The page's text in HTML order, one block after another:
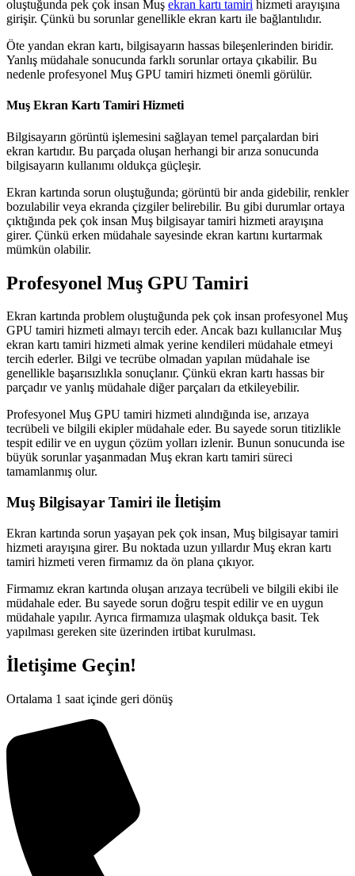
oluştuğunda pek çok insan Muş ekran kartı tamiri hizmeti arayışına
girişir. Çünkü bu sorunlar genellikle ekran kartı ile bağlantılıdır.
Öte yandan ekran kartı, bilgisayarın hassas bileşenlerinden biridir.
Yanlış müdahale sonucunda farklı sorunlar ortaya çıkabilir. Bu
nedenle profesyonel Muş GPU tamiri hizmeti önemli görülür.
Muş Ekran Kartı Tamiri Hizmeti
Bilgisayarın görüntü işlemesini sağlayan temel parçalardan biri
ekran kartıdır. Bu parçada oluşan herhangi bir arıza sonucunda
bilgisayarın kullanımı oldukça güçleşir.
Ekran kartında sorun oluştuğunda; görüntü bir anda gidebilir, renkler
bozulabilir veya ekranda çizgiler belirebilir. Bu gibi durumlar ortaya
çıktığında pek çok insan Muş bilgisayar tamiri hizmeti arayışına
girer. Çünkü erken müdahale sayesinde ekran kartını kurtarmak
mümkün olabilir.
Profesyonel Muş GPU Tamiri
Ekran kartında problem oluştuğunda pek çok insan profesyonel Muş
GPU tamiri hizmeti almayı tercih eder. Ancak bazı kullanıcılar Muş
ekran kartı tamiri hizmeti almak yerine kendileri müdahale etmeyi
tercih ederler. Bilgi ve tecrübe olmadan yapılan müdahale ise
genellikle başarısızlıkla sonuçlanır. Çünkü ekran kartı hassas bir
parçadır ve yanlış müdahale diğer parçaları da etkileyebilir.
Profesyonel Muş GPU tamiri hizmeti alındığında ise, arızaya
tecrübeli ve bilgili ekipler müdahale eder. Bu sayede sorun titizlikle
tespit edilir ve en uygun çözüm yolları izlenir. Bunun sonucunda ise
büyük sorunlar yaşanmadan Muş ekran kartı tamiri süreci
tamamlanmış olur.
Muş Bilgisayar Tamiri ile İletişim
Ekran kartında sorun yaşayan pek çok insan, Muş bilgisayar tamiri
hizmeti arayışına girer. Bu noktada uzun yıllardır Muş ekran kartı
tamiri hizmeti veren firmamız da ön plana çıkıyor.
Firmamız ekran kartında oluşan arızaya tecrübeli ve bilgili ekibi ile
müdahale eder. Bu sayede sorun doğru tespit edilir ve en uygun
müdahale yapılır. Ayrıca firmamıza ulaşmak oldukça basit. Tek
yapılması gereken site üzerinden irtibat kurulması.
İletişime Geçin!
Ortalama 1 saat içinde geri dönüş